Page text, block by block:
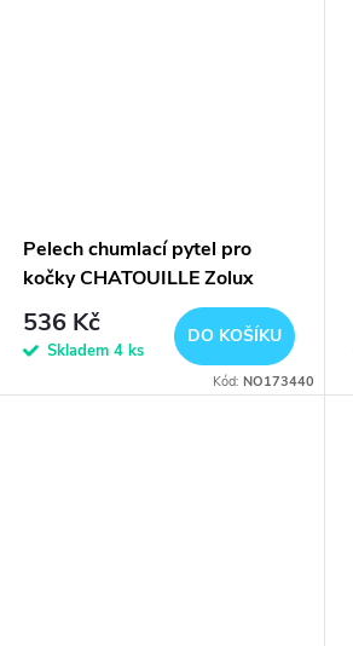
Pelech chumlací pytel pro
kočky CHATOUILLE Zolux
536 Kč
Skladem 4 ks
DO KOŠÍKU
Kód:NO173440